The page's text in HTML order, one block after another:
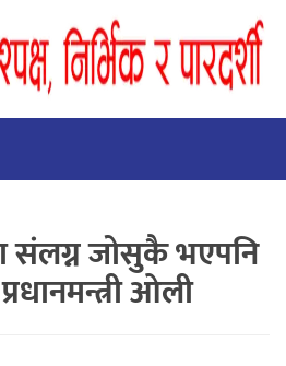
संलग्न जोसुकै भएपनि
ओली